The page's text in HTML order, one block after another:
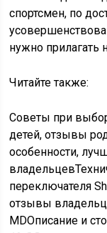
спортсмен, по
нужно прилагать
Читайте также:
Советы при
детей, отзывы
особенности,
переключателя
отзывы
MDОписание и